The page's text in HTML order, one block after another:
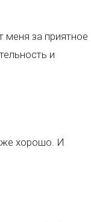
меня за приятное
и
же хорошо. И